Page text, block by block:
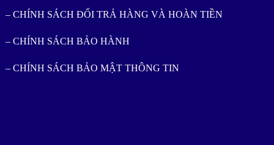
– CHÍNH SÁCH ĐỔI TRẢ HÀNG VÀ HOÀN TIỀN
– CHÍNH SÁCH BẢO HÀNH
– CHÍNH SÁCH BẢO MẬT THÔNG TIN